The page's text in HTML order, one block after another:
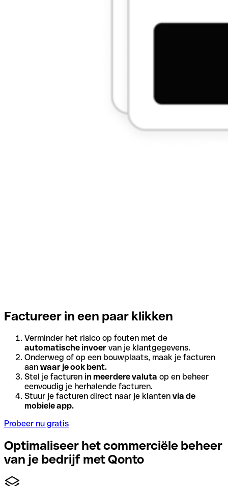
Factureer in een paar klikken
Verminder het risico op fouten met de
automatische invoer van je klantgegevens.
Onderweg of op een bouwplaats, maak je facturen
aan waar je ook bent.
Stel je facturen in meerdere valuta op en beheer
eenvoudig je herhalende facturen.
Stuur je facturen direct naar je klanten via de
mobiele app.
Probeer nu gratis
Optimaliseer het commerciële beheer
van je bedrijf met Qonto